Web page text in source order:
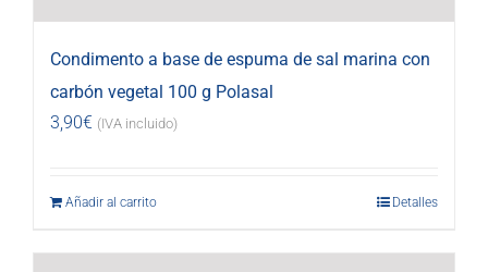
Condimento a base de espuma de sal marina con
carbón vegetal 100 g Polasal
3,90€ (IVA incluido)
Añadir al carrito Detalles